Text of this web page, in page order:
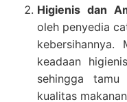
Higienis dan
oleh penyedia
kebersihannya.
keadaan
sehingga
kualitas